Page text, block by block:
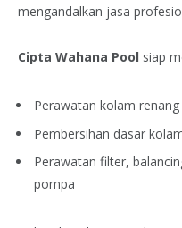
mengandalkan jasa
Cipta Wahana Pool siap
Perawatan kolam
Pembersihan dasar
Perawatan filter,
pompa